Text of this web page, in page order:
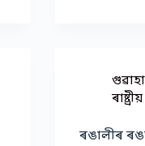
ৰাষ্ট্ৰীয়
ৰঙালীৰ